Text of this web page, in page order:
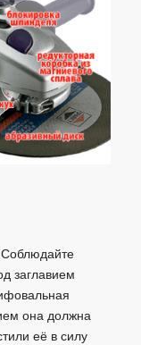
заглавием
она должна
её в силу